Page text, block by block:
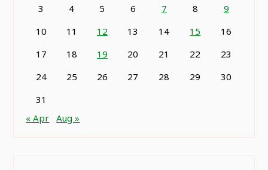
3
4 5 6 7 8
9
10
11 12 13 14 15
16
17
18 19 20 21 22
23
24
25 26 27 28 29
30
31
« Apr
Aug »